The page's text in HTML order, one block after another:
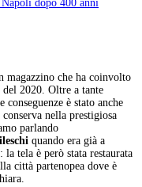
che ha coinvolto
2020. Oltre a tante
è stato anche
nella prestigiosa
parlando
quando era già a
tela è però stata restaurata
città partenopea dove è